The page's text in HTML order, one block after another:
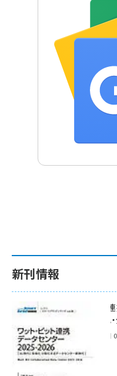
新刊情報
ワット・ビッ
時代に多様
2025年11月28日